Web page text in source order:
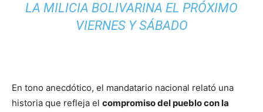
LA MILICIA BOLIVARINA EL PRÓXIMO
VIERNES Y SÁBADO
En tono anecdótico, el mandatario nacional relató una
historia que refleja el compromiso del pueblo con la